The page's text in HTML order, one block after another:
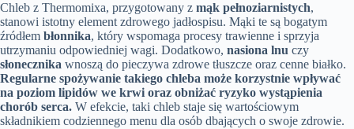
Chleb z Thermomixa, przygotowany z mąk pełnoziarnistych,
stanowi istotny element zdrowego jadłospisu. Mąki te są bogatym
źródłem błonnika, który wspomaga procesy trawienne i sprzyja
utrzymaniu odpowiedniej wagi. Dodatkowo, nasiona lnu czy
słonecznika wnoszą do pieczywa zdrowe tłuszcze oraz cenne białko.
Regularne spożywanie takiego chleba może korzystnie wpływać
na poziom lipidów we krwi oraz obniżać ryzyko wystąpienia
chorób serca. W efekcie, taki chleb staje się wartościowym
składnikiem codziennego menu dla osób dbających o swoje zdrowie.